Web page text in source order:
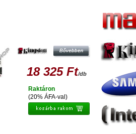
18 325 Ft/db
(20% ÁFA-val)
Raktáron